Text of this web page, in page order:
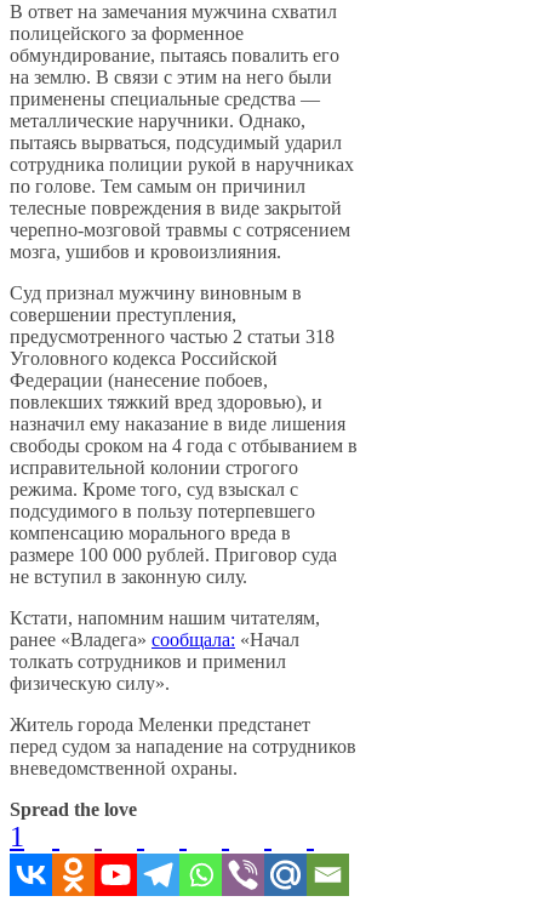
В ответ на замечания мужчина схватил
полицейского за форменное
обмундирование, пытаясь повалить его
на землю. В связи с этим на него были
применены специальные средства —
металлические наручники. Однако,
пытаясь вырваться, подсудимый ударил
сотрудника полиции рукой в наручниках
по голове. Тем самым он причинил
телесные повреждения в виде закрытой
черепно-мозговой травмы с сотрясением
мозга, ушибов и кровоизлияния.
Суд признал мужчину виновным в
совершении преступления,
предусмотренного частью 2 статьи 318
Уголовного кодекса Российской
Федерации (нанесение побоев,
повлекших тяжкий вред здоровью), и
назначил ему наказание в виде лишения
свободы сроком на 4 года с отбыванием в
исправительной колонии строгого
режима. Кроме того, суд взыскал с
подсудимого в пользу потерпевшего
компенсацию морального вреда в
размере 100 000 рублей. Приговор суда
не вступил в законную силу.
Кстати, напомним нашим читателям,
ранее «Владега» сообщала: «Начал
толкать сотрудников и применил
физическую силу».
Житель города Меленки предстанет
перед судом за нападение на сотрудников
вневедомственной охраны.
Spread the love
1